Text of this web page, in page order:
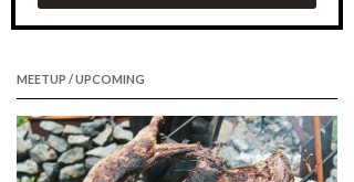
MEETUP / UPCOMING